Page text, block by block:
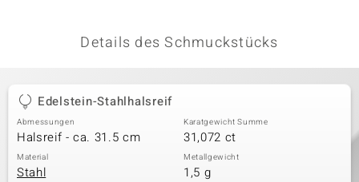
Details des Schmuckstücks
Edelstein-Stahlhalsreif
Abmessungen
Halsreif - ca. 31.5 cm
Karatgewicht Summe
31,072 ct
Material
Stahl
Metallgewicht
1,5 g